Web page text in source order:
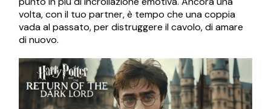
volta, con il tuo partner, è tempo che una coppia
vada al passato, per distruggere il cavolo, di amare
di nuovo.